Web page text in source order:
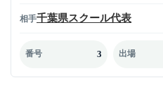
相手千葉県スクール代表
番号 3 出場